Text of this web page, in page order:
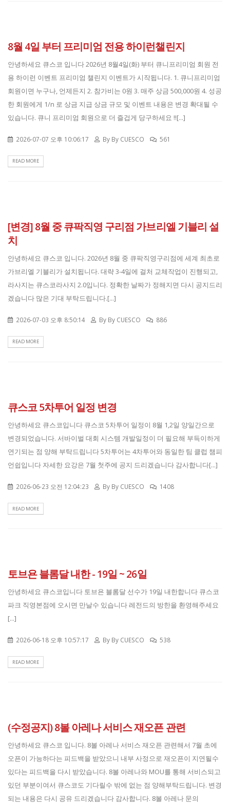
8월 4일 부터 프리미엄 전용 하이런챌린지
안녕하세요 큐스코 입니다 2026년 8월4일(화) 부터 큐니프리미엄 회원 전
용 하이런 이벤트 프리미엄 챌린지 이벤트가 시작됩니다. 1. 큐니프리미엄
회원이면 누구나, 언제든지 2. 참가비는 0원 3. 매주 상금 500,000원 4. 성공
한 회원에게 1/n 로 상금 지급 상금 규모 및 이벤트 내용은 변경 확대될 수
있습니다. 큐니 프리미엄 회원으로 더 즐겁게 당구하세요 !![...]
2026-07-07 오후 10:06:17 By By CUESCO 561
READ MORE
[변경] 8월 중 큐팍직영 구리점 가브리엘 기블리 설
치
안녕하세요 큐스코 입니다. 2026년 8월 중 큐팍직영구리점에 세계 최초로
가브리엘 기블리가 설치됩니다. 대략 3-4일에 걸처 교체작업이 진행되고,
라사지는 큐스코라사지 2.0입니다. 정확한 날짜가 정해지면 다시 공지드리
겠습니다 많은 기대 부탁드립니다.[...]
2026-07-03 오후 8:50:14 By By CUESCO 886
READ MORE
큐스코 5차투어 일정 변경
안녕하세요 큐스코입니다 큐스코 5차투어 일정이 8월 1,2일 양일간으로
변경되었습니다. 서바이벌 대회 시스템 개발일정이 더 필요해 부득이하게
연기되는 점 양해 부탁드립니다 5차투어는 4차투어와 동일한 팀 클럽 챔피
언쉽입니다 자세한 요강은 7월 첫주에 공지 드리겠습니다 감사합니다[...]
2026-06-23 오전 12:04:23 By By CUESCO 1408
READ MORE
토브욘 블롬달 내한 - 19일 ~ 26일
안녕하세요 큐스코입니다 토브욘 블롬달 선수가 19일 내한합니다 큐스코
파크 직영본점에 오시면 만날수 있습니다 레전드의 방한을 환영해주세요
[...]
2026-06-18 오후 10:57:17 By By CUESCO 538
READ MORE
(수정공지) 8볼 아레나 서비스 재오픈 관련
안녕하세요 큐스코 입니다. 8볼 아레나 서비스 재오픈 관련해서 7월 초에
오픈이 가능하다는 피드백을 받았으니 내부 사정으로 재오픈이 지연될수
있다는 피드백을 다시 받았습니다. 8볼 아레나와 MOU를 통해 서비스되고
있던 부분이여서 큐스코도 기다릴수 밖에 없는 점 양해부탁드립니다. 변경
되는 내용은 다시 공유 드리겠습니다 감사합니다. 8볼 아레나 문의